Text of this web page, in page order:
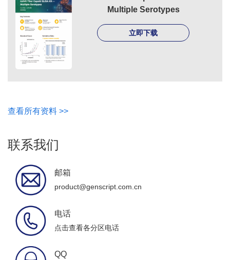
Multiple Serotypes
立即下载
查看所有资料 >>
联系我们
邮箱
product@genscript.com.cn
电话
点击查看各分区电话
QQ